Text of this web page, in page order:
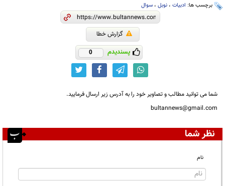
برچسب ها: ادبیات ، نوبل ، سوال
گزارش خطا
پسندیدم 0
شما می توانید مطالب و تصاویر خود را به آدرس زیر ارسال فرمایید.
bultannews@gmail.com
نظر شما
نام